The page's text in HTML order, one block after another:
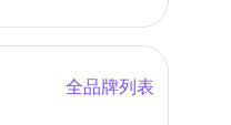
全品牌列表